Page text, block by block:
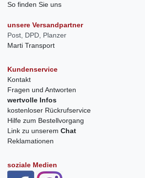
So finden Sie uns
unsere Versandpartner
Post, DPD, Planzer
Marti Transport
Kundenservice
Kontakt
Fragen und Antworten
wertvolle Infos
kostenloser Rückrufservice
Hilfe zum Bestellvorgang
Link zu unserem Chat
Reklamationen
soziale Medien